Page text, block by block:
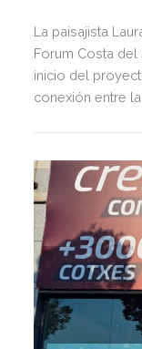
La paisajista
Forum Costa
inicio del
conexión entre